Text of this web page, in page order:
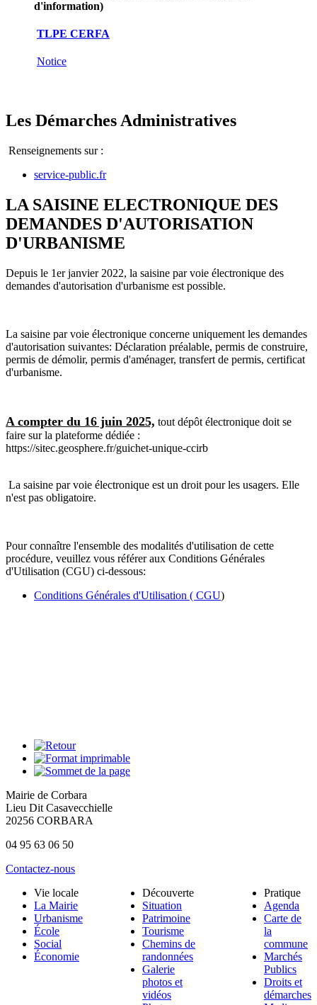
d'information)
TLPE CERFA
Notice
Les Démarches Administratives
Renseignements sur :
service-public.fr
LA SAISINE ELECTRONIQUE DES
DEMANDES D'AUTORISATION
D'URBANISME
Depuis le 1er janvier 2022, la saisine par voie électronique des
demandes d'autorisation d'urbanisme est possible.
La saisine par voie électronique concerne uniquement les demandes
d'autorisation suivantes: Déclaration préalable, permis de construire,
permis de démolir, permis d'aménager, transfert de permis, certificat
d'urbanisme.
A compter du 16 juin 2025, tout dépôt électronique doit se
faire sur la plateforme dédiée :
https://sitec.geosphere.fr/guichet-unique-ccirb
La saisine par voie électronique est un droit pour les usagers. Elle
n'est pas obligatoire.
Pour connaître l'ensemble des modalités d'utilisation de cette
procédure, veuillez vous référer aux Conditions Générales
d'Utilisation (CGU) ci-dessous:
Conditions Générales d'Utilisation ( CGU)
Mairie de Corbara
Lieu Dit Casavecchielle
20256 CORBARA
04 95 63 06 50
Contactez-nous
Vie locale
La Mairie
Urbanisme
École
Social
Économie
Découverte
Situation
Patrimoine
Tourisme
Chemins de
randonnées
Galerie
photos et
vidéos
Pratique
Agenda
Carte de
la
commune
Marchés
Publics
Droits et
démarches